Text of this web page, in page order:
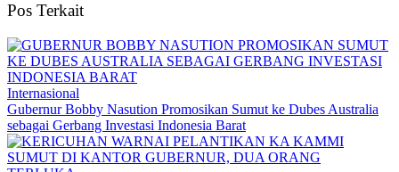
Pos Terkait
Internasional
Gubernur Bobby Nasution Promosikan Sumut ke Dubes Australia
sebagai Gerbang Investasi Indonesia Barat